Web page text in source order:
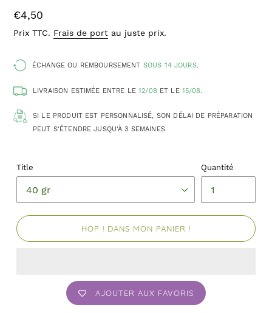
Prix
€4,50
Prix TTC. Frais de port au juste prix.
ÉCHANGE OU REMBOURSEMENT SOUS 14 JOURS.
LIVRAISON ESTIMÉE ENTRE LE12/08 ET LE 15/08.
SI LE PRODUIT EST PERSONNALISÉ, SON DÉLAI DE PRÉPARATION
PEUT S'ÉTENDRE JUSQU'À 3 SEMAINES.
Title Quantité
HOP ! DANS MON PANIER !
AJOUTER AUX FAVORIS